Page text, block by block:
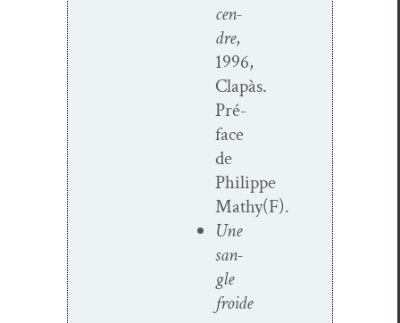
cen­
dre,
1996,
Clapàs.
Pré­
face
de
Philippe
Mathy(F).
Une
san­
gle
froide